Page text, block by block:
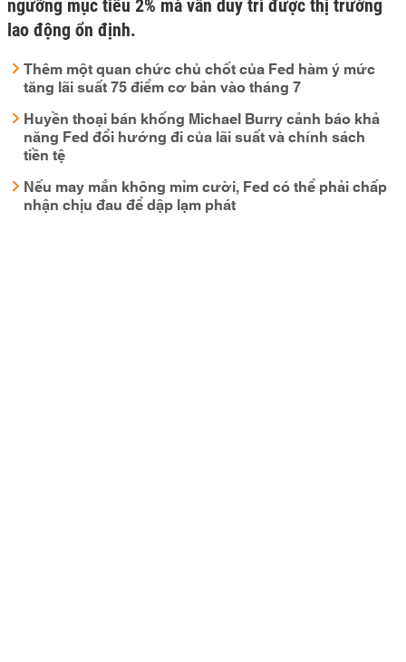
ngưỡng mục tiêu 2% mà vẫn duy trì được thị trường
lao động ổn định.
Thêm một quan chức chủ chốt của Fed hàm ý mức
tăng lãi suất 75 điểm cơ bản vào tháng 7
Huyền thoại bán khống Michael Burry cảnh báo khả
năng Fed đổi hướng đi của lãi suất và chính sách
tiền tệ
Nếu may mắn không mỉm cười, Fed có thể phải chấp
nhận chịu đau để dập lạm phát